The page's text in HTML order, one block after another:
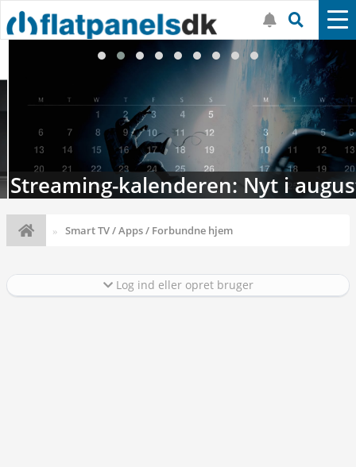
Streaming-kalenderen: Nyt i august
Smart TV / Apps / Forbundne hjem
Log ind eller opret bruger